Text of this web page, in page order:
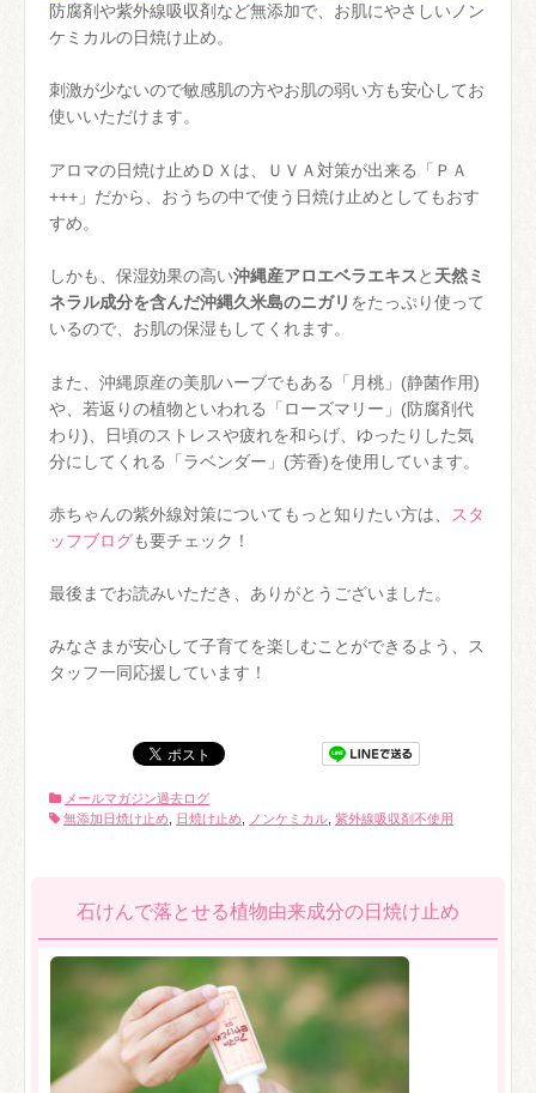
防腐剤や紫外線吸収剤など無添加で、お肌にやさしいノン
ケミカルの日焼け止め。
刺激が少ないので敏感肌の方やお肌の弱い方も安心してお
使いいただけます。
アロマの日焼け止めＤＸは、ＵＶＡ対策が出来る「ＰＡ
+++」だから、おうちの中で使う日焼け止めとしてもおす
すめ。
しかも、保湿効果の高い沖縄産アロエベラエキスと 天然ミ
ネラル成分を含んだ沖縄久米島のニガリ をたっぷり使って
いるので、お肌の保湿もしてくれます。
また、沖縄原産の美肌ハーブでもある「月桃」(静菌作用)
や、若返りの植物といわれる「ローズマリー」(防腐剤代
わり)、日頃のストレスや疲れを和らげ、ゆったりした気
分にしてくれる「ラベンダー」(芳香)を使用しています。
赤ちゃんの紫外線対策についてもっと知りたい方は、
スタ
ッフブログも要チェック！
最後までお読みいただき、ありがとうございました。
みなさまが安心して子育てを楽しむことができるよう、ス
タッフ一同応援しています！
メールマガジン過去ログ
無添加日焼け止め 日焼け止め ノンケミカル 紫外線吸収剤不使用
石けんで落とせる植物由来成分の日焼け止め